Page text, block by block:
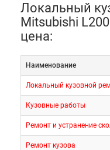
Локальный
Mitsubishi
цена:
Наименование
Локальный кузовной
Кузовные работы
Ремонт и устранение
Ремонт кузова